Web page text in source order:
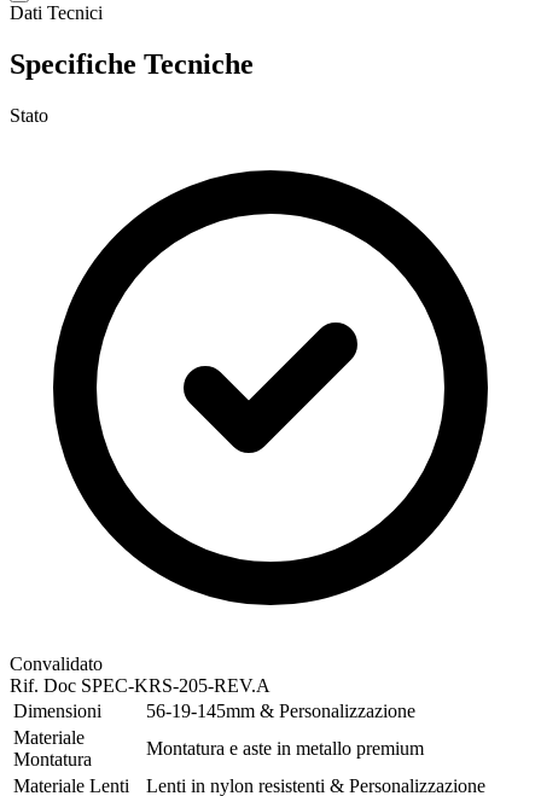
Dati Tecnici
Specifiche Tecniche
Stato
Convalidato
Rif. Doc SPEC-KRS-205-REV.A
Dimensioni
56-19-145mm & Personalizzazione
Materiale
Montatura
Montatura e aste in metallo premium
Materiale Lenti
Lenti in nylon resistenti & Personalizzazione